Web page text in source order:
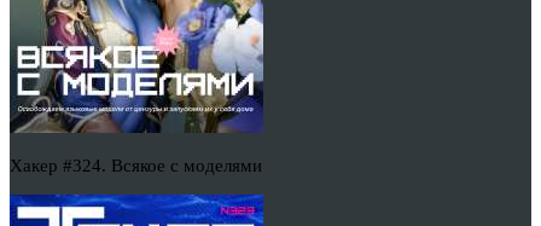
Хакер #324. Всякое с моделями